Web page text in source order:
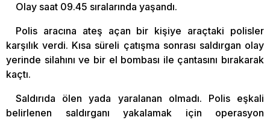
Olay saat 09.45 sıralarında yaşandı.
Polis aracına ateş açan bir kişiye araçtaki polisler
karşılık verdi. Kısa süreli çatışma sonrası saldırgan olay
yerinde silahını ve bir el bombası ile çantasını bırakarak
kaçtı.
Saldırıda ölen yada yaralanan olmadı. Polis eşkali
belirlenen saldırganı yakalamak için operasyon